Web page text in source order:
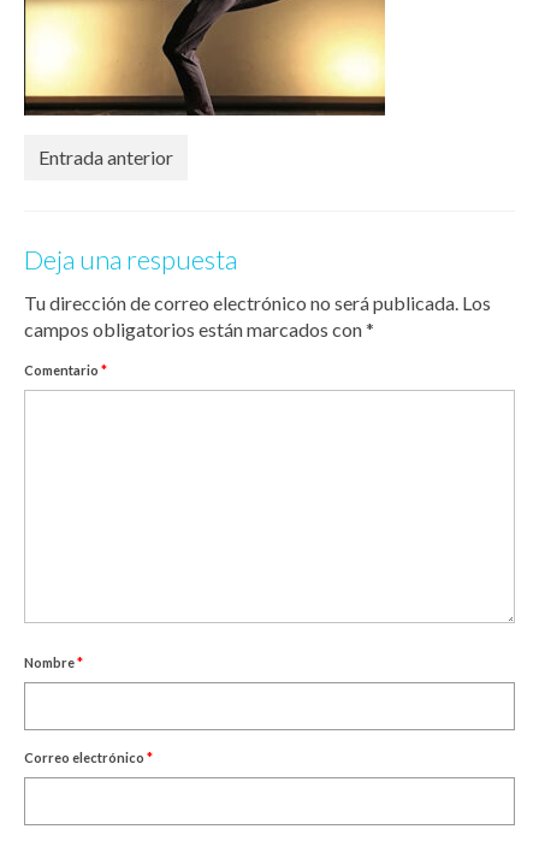
Entrada anterior
Deja una respuesta
Tu dirección de correo electrónico no será publicada. Los
campos obligatorios están marcados con*
Comentario *
Nombre*
Correo electrónico *